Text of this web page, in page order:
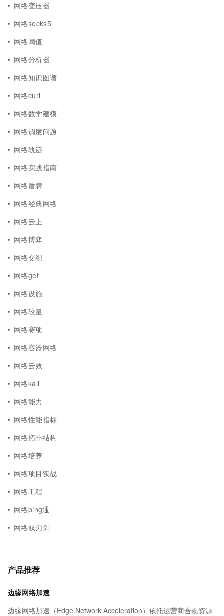
网络变压器
网络socks5
网络阈值
网络分析器
网络知识图谱
网络curl
网络数学建模
网络调度问题
网络轨迹
网络实践指南
网络盾牌
网络经典网络
网络云上
网络博弈
网络交织
网络get
网络设施
网络较量
网络赛项
网络容器网络
网络云效
网络kali
网络能力
网络性能指标
网络拓扑结构
网络培养
网络项目实战
网络工程
网络ping通
网络双刃剑
产品推荐
边缘网络加速
边缘网络加速（Edge Network Acceleration）依托运营商合规资源